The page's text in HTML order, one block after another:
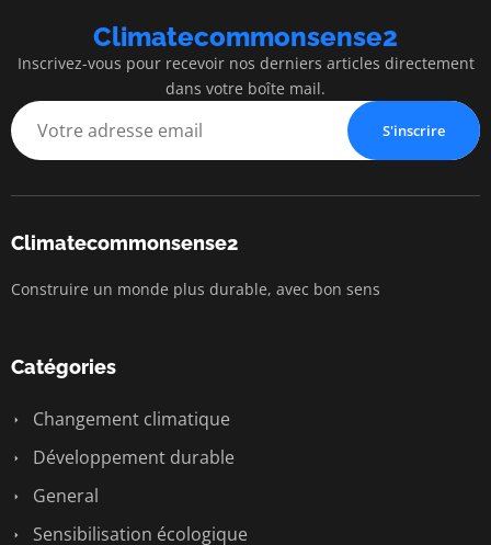
Climatecommonsense2
Inscrivez-vous pour recevoir nos derniers articles directement
dans votre boîte mail.
S'inscrire
Climatecommonsense2
Construire un monde plus durable, avec bon sens
Catégories
Changement climatique
Développement durable
General
Sensibilisation écologique